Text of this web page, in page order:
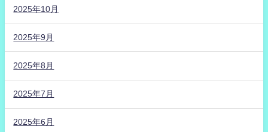
2025年10月
2025年9月
2025年8月
2025年7月
2025年6月